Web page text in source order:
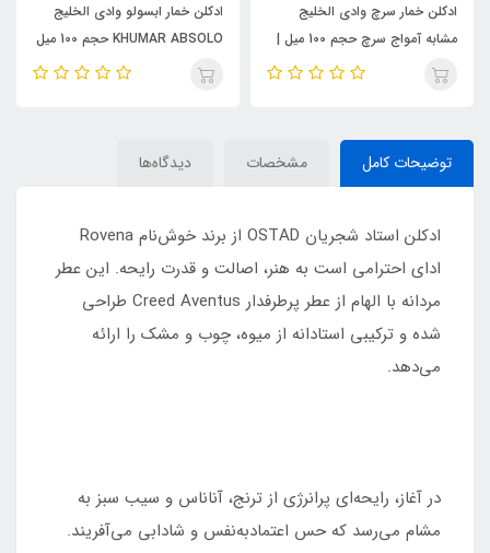
ادکلن خمار سرچ وادی الخلیج
مشابه آمواج سرچ حجم 100 میل |
KHUMAR Search Eau de
ادکلن خمار ابسولو وادی الخلیج
KHUMAR ABSOLO حجم 100 میل
| مشابه اورجینال ایو سن لورن مای
توضیحات کامل مشخصات دیدگاه‌ها
ادکلن استاد شجریان OSTAD از برند خوش‌نام Rovena
ادای احترامی است به هنر، اصالت و قدرت رایحه. این عطر
مردانه با الهام از عطر پرطرفدار Creed Aventus طراحی
شده و ترکیبی استادانه از میوه، چوب و مشک را ارائه
می‌دهد.
در آغاز، رایحه‌ای پرانرژی از ترنج، آناناس و سیب سبز به
مشام می‌رسد که حس اعتمادبه‌نفس و شادابی می‌آفریند.